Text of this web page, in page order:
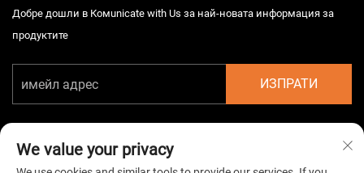
Добре дошли в Комunicate with Us за най-новата информация за
продуктите
ИЗПРАТИ
We value your privacy